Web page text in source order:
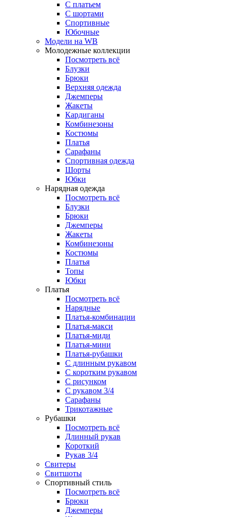
С платьем
С шортами
Спортивные
Юбочные
Модели на WB
Молодежные коллекции
Посмотреть всё
Блузки
Брюки
Верхняя одежда
Джемперы
Жакеты
Кардиганы
Комбинезоны
Костюмы
Платья
Сарафаны
Спортивная одежда
Шорты
Юбки
Нарядная одежда
Посмотреть всё
Блузки
Брюки
Джемперы
Жакеты
Комбинезоны
Костюмы
Платья
Топы
Юбки
Платья
Посмотреть всё
Нарядные
Платья-комбинации
Платья-макси
Платья-миди
Платья-мини
Платья-рубашки
С длинным рукавом
С коротким рукавом
С рисунком
С рукавом 3/4
Сарафаны
Трикотажные
Рубашки
Посмотреть всё
Длинный рукав
Короткий
Рукав 3/4
Свитеры
Свитшоты
Спортивный стиль
Посмотреть всё
Брюки
Джемперы